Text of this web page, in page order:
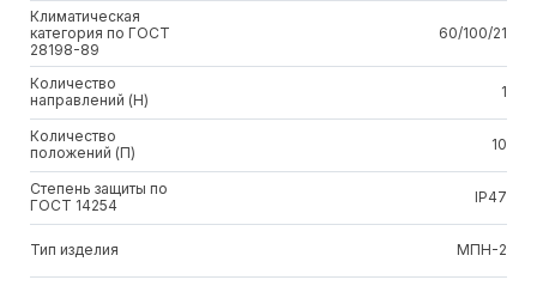
Климатическая
категория по ГОСТ
28198-89
60/100/21
Количество
направлений (Н)
1
Количество
положений (П)
10
Степень защиты по
ГОСТ 14254
IP47
Тип изделия МПН-2